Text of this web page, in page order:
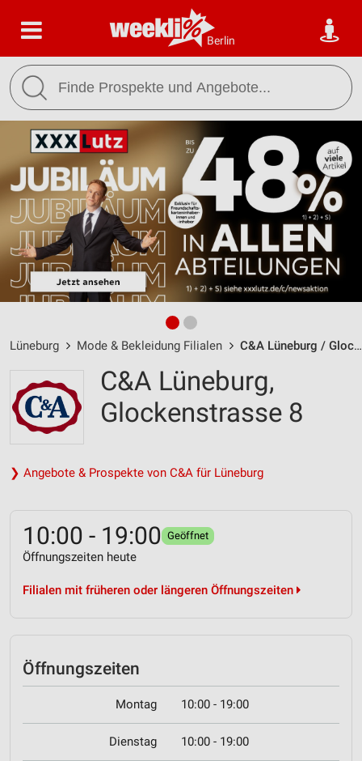
Berlin
Lüneburg Mode & Bekleidung Filialen C&A Lüneburg / Glockenstrasse 8 - Öffnungszeiten & Adresse
C&A Lüneburg,
Glockenstrasse 8
❯ Angebote & Prospekte von C&A für Lüneburg
10:00 - 19:00 Geöffnet
Öffnungszeiten heute
Filialen mit früheren oder längeren Öffnungszeiten
Öffnungszeiten
Montag 10:00 - 19:00
Dienstag 10:00 - 19:00